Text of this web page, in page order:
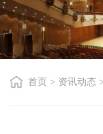
首页 > 资讯动态